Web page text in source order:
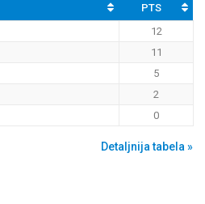
PTS
12
11
5
2
0
Detaljnija tabela »